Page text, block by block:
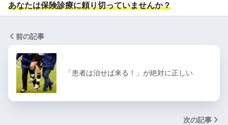
あなたは保険診療に頼り切っていませんか？
前の記事
「患者は治せば来る！」が絶対に正しい
次の記事